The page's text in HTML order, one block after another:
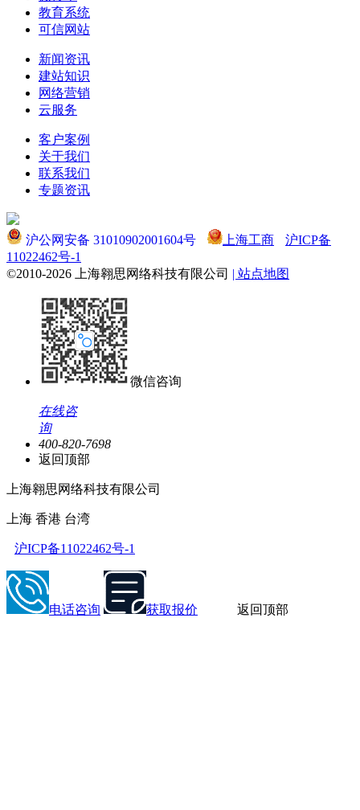
教育系统
可信网站
新闻资讯
建站知识
网络营销
云服务
客户案例
关于我们
联系我们
专题资讯
沪公网安备 31010902001604号 上海工商
沪ICP备
11022462号-1
©2010-2026 上海翱思网络科技有限公司 | 站点地图
微信咨询
在线咨
询
400-820-7698
返回顶部
上海翱思网络科技有限公司
上海 香港 台湾
沪ICP备11022462号-1
电话咨询 获取报价 返回顶部